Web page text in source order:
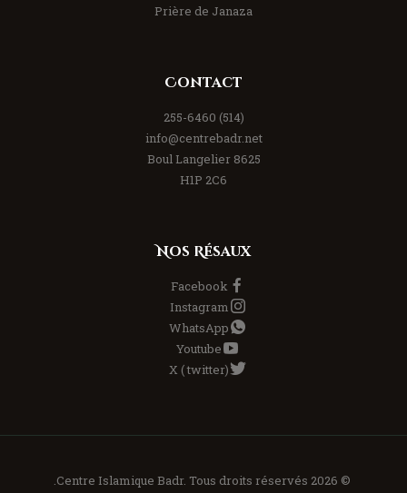
Prière de Janaza
Contact
(514) 255-6460
info@centrebadr.net
8625 Boul Langelier
H1P 2C6
Nos Résaux
Facebook
Instagram
WhatsApp
Youtube
X ( twitter)
© 2026 Centre Islamique Badr. Tous droits réservés.